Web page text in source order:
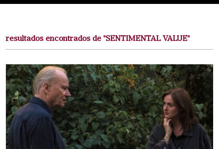
resultados encontrados de "SENTIMENTAL VALUE"